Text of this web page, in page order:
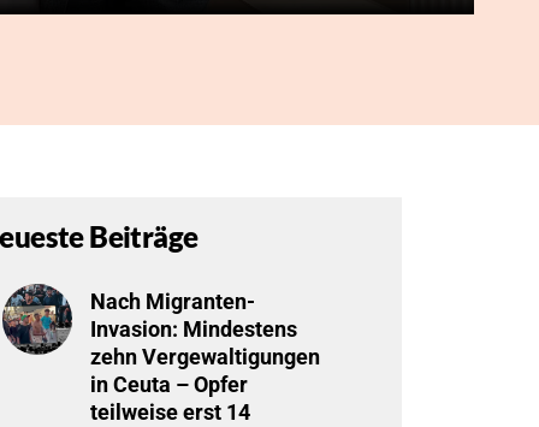
Beiträge
Nach Migranten-
Invasion: Mindestens
zehn Vergewaltigungen
in Ceuta – Opfer
teilweise erst 14